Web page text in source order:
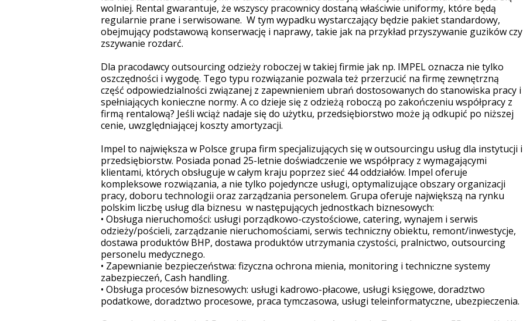
wolniej. Rental gwarantuje, że wszyscy pracownicy dostaną właściwie uniformy, które będą
regularnie prane i serwisowane. W tym wypadku wystarczający będzie pakiet standardowy,
obejmujący podstawową konserwację i naprawy, takie jak na przykład przyszywanie guzików czy
zszywanie rozdarć.
Dla pracodawcy outsourcing odzieży roboczej w takiej firmie jak np. IMPEL oznacza nie tylko
oszczędności i wygodę. Tego typu rozwiązanie pozwala też przerzucić na firmę zewnętrzną
część odpowiedzialności związanej z zapewnieniem ubrań dostosowanych do stanowiska pracy i
spełniających konieczne normy. A co dzieje się z odzieżą roboczą po zakończeniu współpracy z
firmą rentalową? Jeśli wciąż nadaje się do użytku, przedsiębiorstwo może ją odkupić po niższej
cenie, uwzględniającej koszty amortyzacji.
Impel to największa w Polsce grupa firm specjalizujących się w outsourcingu usług dla instytucji i
przedsiębiorstw. Posiada ponad 25-letnie doświadczenie we współpracy z wymagającymi
klientami, których obsługuje w całym kraju poprzez sieć 44 oddziałów. Impel oferuje
kompleksowe rozwiązania, a nie tylko pojedyncze usługi, optymalizujące obszary organizacji
pracy, doboru technologii oraz zarządzania personelem. Grupa oferuje największą na rynku
polskim liczbę usług dla biznesu w następujących jednostkach biznesowych:
• Obsługa nieruchomości: usługi porządkowo-czystościowe, catering, wynajem i serwis
odzieży/pościeli, zarządzanie nieruchomościami, serwis techniczny obiektu, remont/inwestycje,
dostawa produktów BHP, dostawa produktów utrzymania czystości, pralnictwo, outsourcing
personelu medycznego.
• Zapewnianie bezpieczeństwa: fizyczna ochrona mienia, monitoring i techniczne systemy
zabezpieczeń, Cash handling.
• Obsługa procesów biznesowych: usługi kadrowo-płacowe, usługi księgowe, doradztwo
podatkowe, doradztwo procesowe, praca tymczasowa, usługi teleinformatyczne, ubezpieczenia.